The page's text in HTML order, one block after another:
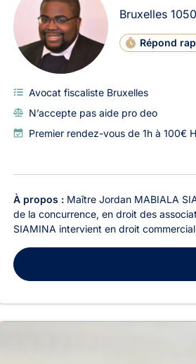
Bruxelles 1050
Répond
Avocat fiscaliste Bruxelles
N’accepte pas aide pro deo
Premier rendez-vous de 1h à 100€
À propos : Maître Jordan MABIALA
de la concurrence, en droit des
SIAMINA intervient en droit